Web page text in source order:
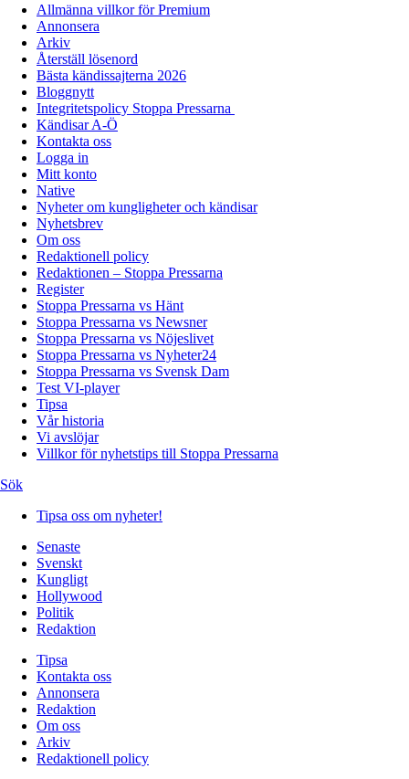
Allmänna villkor för Premium
Annonsera
Arkiv
Återställ lösenord
Bästa kändissajterna 2026
Bloggnytt
Integritetspolicy Stoppa Pressarna
Kändisar A-Ö
Kontakta oss
Logga in
Mitt konto
Native
Nyheter om kungligheter och kändisar
Nyhetsbrev
Om oss
Redaktionell policy
Redaktionen – Stoppa Pressarna
Register
Stoppa Pressarna vs Hänt
Stoppa Pressarna vs Newsner
Stoppa Pressarna vs Nöjeslivet
Stoppa Pressarna vs Nyheter24
Stoppa Pressarna vs Svensk Dam
Test VI-player
Tipsa
Vår historia
Vi avslöjar
Villkor för nyhetstips till Stoppa Pressarna
Sök
Tipsa oss om nyheter!
Senaste
Svenskt
Kungligt
Hollywood
Politik
Redaktion
Tipsa
Kontakta oss
Annonsera
Redaktion
Om oss
Arkiv
Redaktionell policy